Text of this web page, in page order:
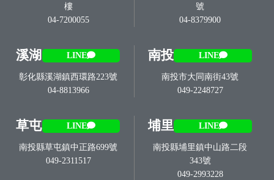
樓
04-7200055
號
04-8379900
溪湖 LINE
彰化縣溪湖鎮西環路223號
04-8813966
南投 LINE
南投市大同南街43號
049-2248727
草屯 LINE
南投縣草屯鎮中正路699號
049-2311517
埔里 LINE
南投縣埔里鎮中山路二段
343號
049-2993228